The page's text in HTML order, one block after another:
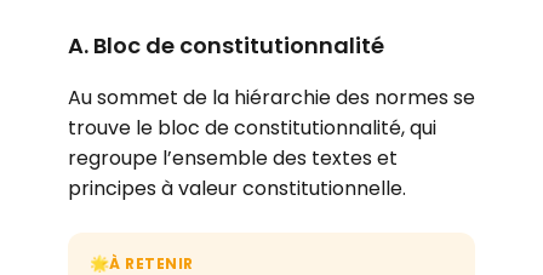
A. Bloc de constitutionnalité
Au sommet de la hiérarchie des normes se
trouve le bloc de constitutionnalité, qui
regroupe l’ensemble des textes et
principes à valeur constitutionnelle.
🌟À RETENIR